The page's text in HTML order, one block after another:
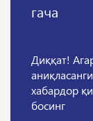
гача
Диққат!
хабардор
босинг